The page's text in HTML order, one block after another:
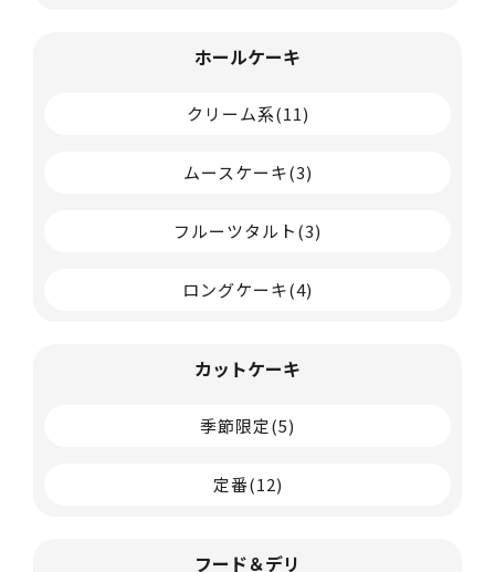
ホールケーキ
クリーム系(11)
ムースケーキ(3)
フルーツタルト(3)
ロングケーキ(4)
カットケーキ
季節限定(5)
定番(12)
フード＆デリ